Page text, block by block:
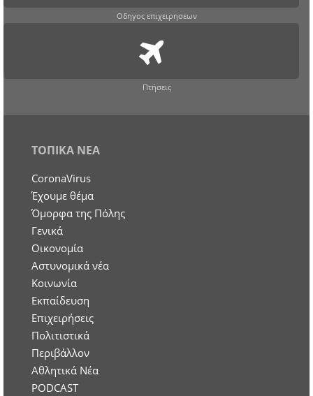
Οδηγος επιχειρησεων
Πτήσεις
ΤΟΠΙΚΑ ΝΕΑ
CoronaVirus
Έχουμε θέμα
Όμορφα της Πόλης
Γενικά
Οικονομία
Aστυνομικά νέα
Κοινωνία
Εκπαίδευση
Επιχειρήσεις
Πολιτιστικά
Περιβάλλον
Αθλητικά Νέα
PODCAST